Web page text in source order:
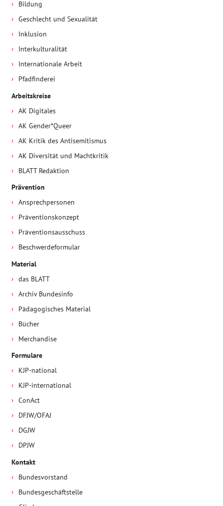
Bildung
Geschlecht und Sexualität
Inklusion
Interkulturalität
Internationale Arbeit
Pfadfinderei
Arbeitskreise
AK Digitales
AK Gender*Queer
AK Kritik des Antisemitismus
AK Diversität und Machtkritik
BLATT Redaktion
Prävention
Ansprechpersonen
Präventionskonzept
Präventionsausschuss
Beschwerdeformular
Material
das BLATT
Archiv Bundesinfo
Pädagogisches Material
Bücher
Merchandise
Formulare
KJP-national
KJP-international
ConAct
DFJW/OFAJ
DGJW
DPJW
Kontakt
Bundesvorstand
Bundesgeschäftstelle